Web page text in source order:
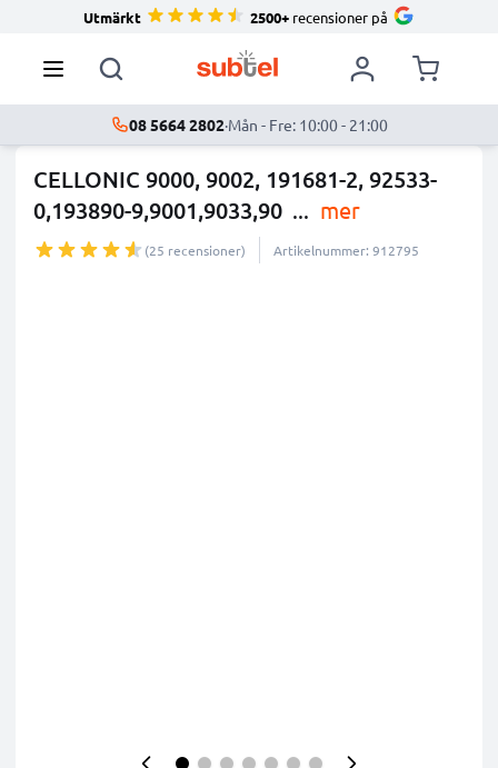
Utmärkt 2500+ recensioner på
08 5664 2802·Mån - Fre: 10:00 - 21:00
CELLONIC 9000, 9002, 191681-2, 92533-
0,193890-9,9001,9033,90 ... mer
(25 recensioner) Artikelnummer: 912795